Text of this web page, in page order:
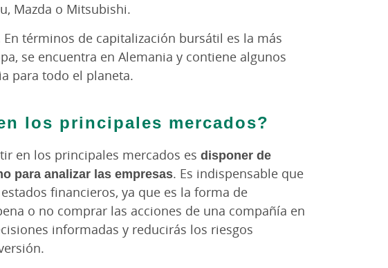
Mazda o Mitsubishi.
En términos de capitalización bursátil es la más
se encuentra en Alemania y contiene algunos
para todo el planeta.
los principales mercados?
en los principales mercados es disponer de
para analizar las empresas. Es indispensable que
financieros, ya que es la forma de
o no comprar las acciones de una compañía en
informadas y reducirás los riesgos